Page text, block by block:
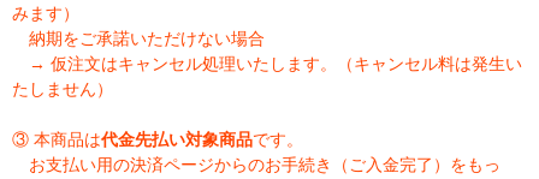
みます）
納期をご承諾いただけない場合
→ 仮注文はキャンセル処理いたします。（キャンセル料は発生い
たしません）
③ 本商品は代金先払い対象商品です。
お支払い用の決済ページからのお手続き（ご入金完了）をもっ